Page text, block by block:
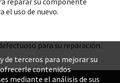
el uso de nuevo.
para su reparación.
de terceros para mejorar su
contenidos
mediante el análisis de sus